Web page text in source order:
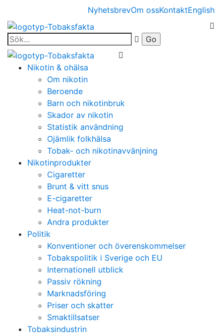
NyhetsbrevOm ossKontaktEnglish
Nikotin & ohälsa
Om nikotin
Beroende
Barn och nikotinbruk
Skador av nikotin
Statistik användning
Ojämlik folkhälsa
Tobak- och nikotinavvänjning
Nikotinprodukter
Cigaretter
Brunt & vitt snus
E-cigaretter
Heat-not-burn
Andra produkter
Politik
Konventioner och överenskommelser
Tobakspolitik i Sverige och EU
Internationell utblick
Passiv rökning
Marknadsföring
Priser och skatter
Smaktillsatser
Tobaksindustrin